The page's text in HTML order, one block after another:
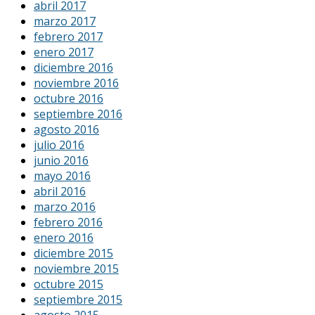
abril 2017
marzo 2017
febrero 2017
enero 2017
diciembre 2016
noviembre 2016
octubre 2016
septiembre 2016
agosto 2016
julio 2016
junio 2016
mayo 2016
abril 2016
marzo 2016
febrero 2016
enero 2016
diciembre 2015
noviembre 2015
octubre 2015
septiembre 2015